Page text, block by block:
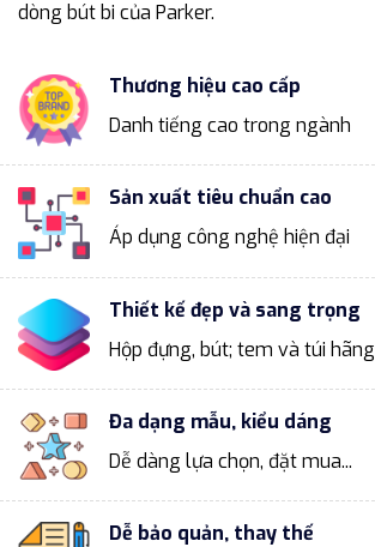
dòng bút bi của Parker.
Thương hiệu cao cấp
Danh tiếng cao trong ngành
Sản xuất tiêu chuẩn cao
Áp dụng công nghệ hiện đại
Thiết kế đẹp và sang trọng
Hộp đựng, bút; tem và túi hãng
Đa dạng mẫu, kiểu dáng
Dễ dàng lựa chọn, đặt mua...
Dễ bảo quản, thay thế